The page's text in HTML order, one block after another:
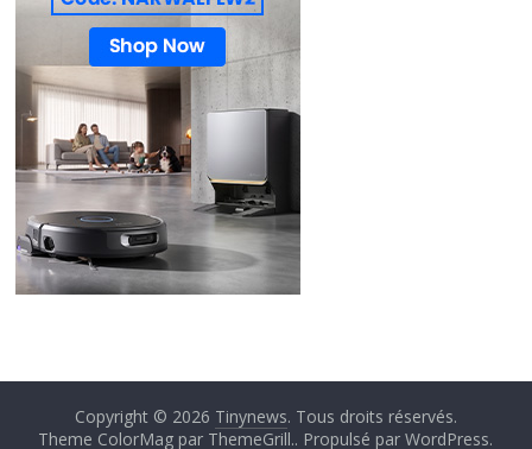
Copyright © 2026 Tinynews. Tous droits réservés.
Theme ColorMag par ThemeGrill.. Propulsé parWordPress.